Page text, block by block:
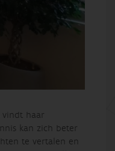
vindt haar
kan zich beter
te vertalen en